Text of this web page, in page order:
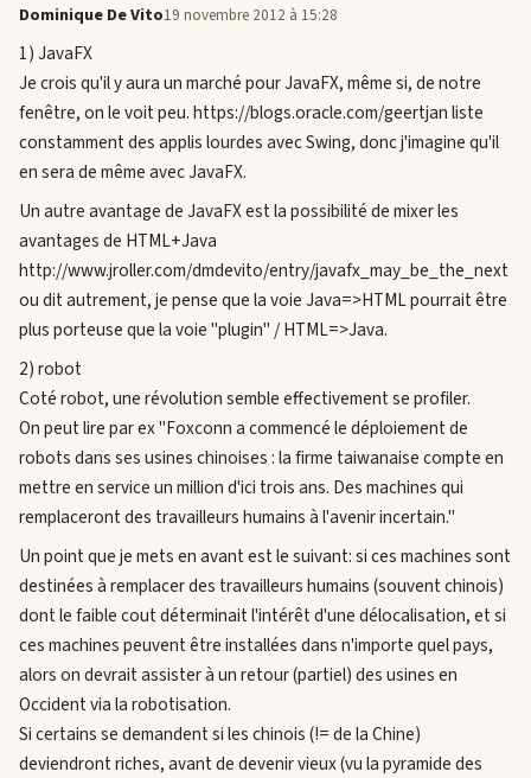
Dominique De Vito19 novembre 2012 à 15:28
1) JavaFX
Je crois qu'il y aura un marché pour JavaFX, même si, de notre
fenêtre, on le voit peu. https://blogs.oracle.com/geertjan liste
constamment des applis lourdes avec Swing, donc j'imagine qu'il
en sera de même avec JavaFX.
Un autre avantage de JavaFX est la possibilité de mixer les
avantages de HTML+Java
http://www.jroller.com/dmdevito/entry/javafx_may_be_the_next
ou dit autrement, je pense que la voie Java=>HTML pourrait être
plus porteuse que la voie "plugin" / HTML=>Java.
2) robot
Coté robot, une révolution semble effectivement se profiler.
On peut lire par ex "Foxconn a commencé le déploiement de
robots dans ses usines chinoises : la firme taiwanaise compte en
mettre en service un million d'ici trois ans. Des machines qui
remplaceront des travailleurs humains à l'avenir incertain."
Un point que je mets en avant est le suivant: si ces machines sont
destinées à remplacer des travailleurs humains (souvent chinois)
dont le faible cout déterminait l'intérêt d'une délocalisation, et si
ces machines peuvent être installées dans n'importe quel pays,
alors on devrait assister à un retour (partiel) des usines en
Occident via la robotisation.
Si certains se demandent si les chinois (!= de la Chine)
deviendront riches, avant de devenir vieux (vu la pyramide des